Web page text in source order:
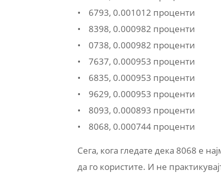
• 6793, 0.001012 проценти
• 8398, 0.000982 проценти
• 0738, 0.000982 проценти
• 7637, 0.000953 проценти
• 6835, 0.000953 проценти
• 9629, 0.000953 проценти
• 8093, 0.000893 проценти
• 8068, 0.000744 проценти
Сега, кога гледате дека 8068 е
да го користите. И не